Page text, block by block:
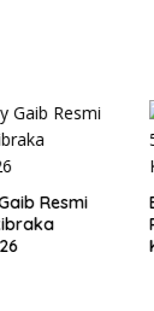
Resmi